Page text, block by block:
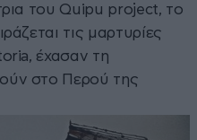
του Quipu project, το
τις μαρτυρίες
έχασαν τη
στο Περού της